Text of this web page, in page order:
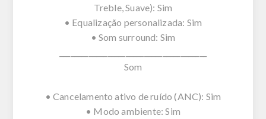
Treble, Suave): Sim
• Equalização personalizada: Sim
• Som surround: Sim
Som
• Cancelamento ativo de ruído (ANC): Sim
• Modo ambiente: Sim